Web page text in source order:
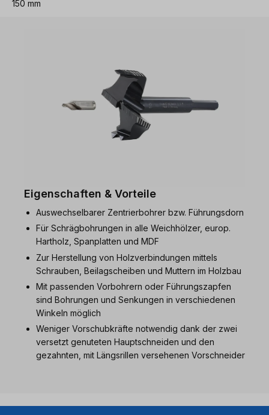
150 mm
Eigenschaften & Vorteile
Auswechselbarer Zentrierbohrer bzw. Führungsdorn
Für Schrägbohrungen in alle Weichhölzer, europ.
Hartholz, Spanplatten und MDF
Zur Herstellung von Holzverbindungen mittels
Schrauben, Beilagscheiben und Muttern im Holzbau
Mit passenden Vorbohrern oder Führungszapfen
sind Bohrungen und Senkungen in verschiedenen
Winkeln möglich
Weniger Vorschubkräfte notwendig dank der zwei
versetzt genuteten Hauptschneiden und den
gezahnten, mit Längsrillen versehenen Vorschneider